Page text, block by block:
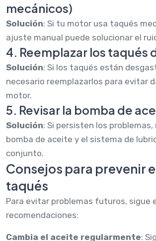
mecánicos)
Solución: Si tu motor usa taqués
ajuste manual puede solucionar el
4. Reemplazar los taqués
Solución: Si los taqués están
necesario reemplazarlos para evitar
motor.
5. Revisar la bomba de
Solución: Si persisten los problemas,
bomba de aceite y el sistema de
conjunto.
Consejos para prevenir
taqués
Para evitar problemas futuros, sigue
recomendaciones:
Cambia el aceite regularmente: